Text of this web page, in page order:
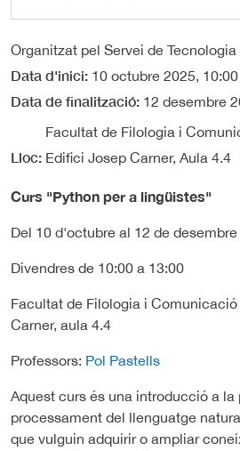
Organitzat pel Servei de Tecnologia
Data d'inici 10 octubre 2025, 10:00
Data de finalització 12 desembre
Lloc
Facultat de Filologia i
Edifici Josep Carner, Aula 4.4
Curs "Python per a lingüistes"
Del 10 d'octubre al 12 de desembre
Divendres de 10:00 a 13:00
Facultat de Filologia i
Carner, aula 4.4
Professors: Pol Pastells
Aquest curs és una introducció a la
processament del llenguatge
que vulguin adquirir o ampliar